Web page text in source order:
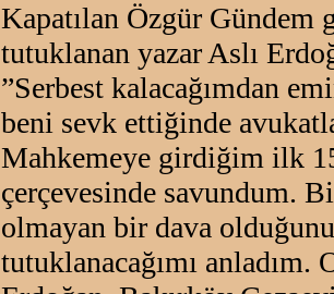
Kapatılan Özgür Gündem
tutuklanan yazar Aslı
”Serbest kalacağımdan
beni sevk ettiğinde
Mahkemeye girdiğim ilk
çerçevesinde savundum.
olmayan bir dava
tutuklanacağımı